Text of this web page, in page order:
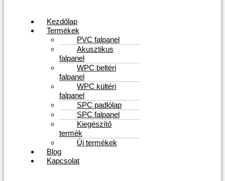
Kezdőlap
Termékek
PVC falpanel
Akusztikus
falpanel
WPC beltéri
falpanel
WPC kültéri
falpanel
SPC padlólap
SPC falpanel
Kiegészítő
termék
Új termékek
Blog
Kapcsolat